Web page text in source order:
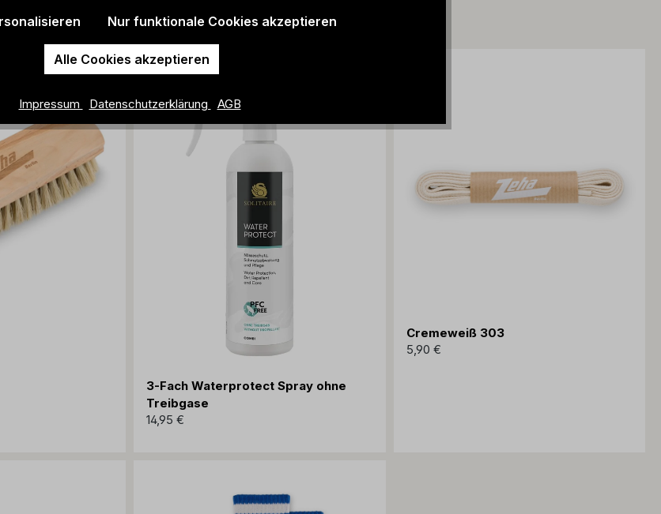
für Deinen ZEHA-Look
3-Fach Waterprotect Spray ohne
Treibgase
14,95 €
Cremeweiß 303
5,90 €
Nur funktionale Cookies akzeptieren
Alle Cookies akzeptieren
Impressum Datenschutzerklärung AGB